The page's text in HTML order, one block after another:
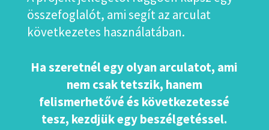
összefoglalót, ami segít az arculat
következetes használatában.
Ha szeretnél egy olyan arculatot, ami
nem csak tetszik, hanem
felismerhetővé és következetessé
tesz, kezdjük egy beszélgetéssel.